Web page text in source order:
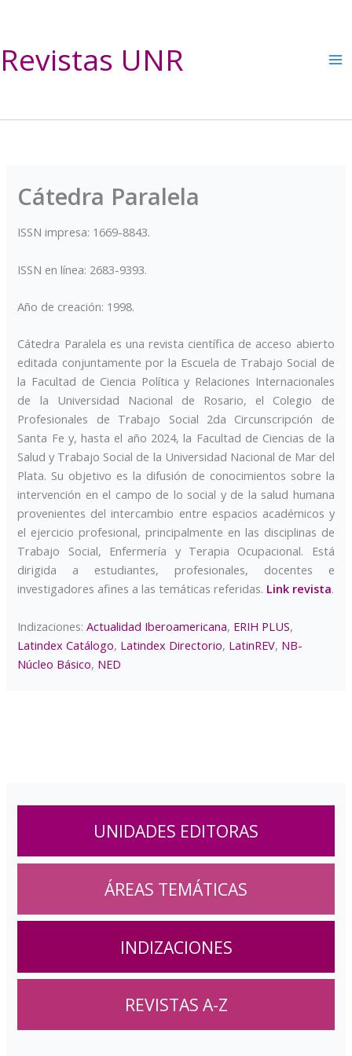
contenido
Revistas UNR
Cátedra Paralela
ISSN impresa: 1669-8843.
ISSN en línea: 2683-9393.
Año de creación: 1998.
Cátedra Paralela es una revista científica de acceso abierto
editada conjuntamente por la Escuela de Trabajo Social de
la Facultad de Ciencia Política y Relaciones Internacionales
de la Universidad Nacional de Rosario, el Colegio de
Profesionales de Trabajo Social 2da Circunscripción de
Santa Fe y, hasta el año 2024, la Facultad de Ciencias de la
Salud y Trabajo Social de la Universidad Nacional de Mar del
Plata. Su objetivo es la difusión de conocimientos sobre la
intervención en el campo de lo social y de la salud humana
provenientes del intercambio entre espacios académicos y
el ejercicio profesional, principalmente en las disciplinas de
Trabajo Social, Enfermería y Terapia Ocupacional. Está
dirigida a estudiantes, profesionales, docentes e
investigadores afines a las temáticas referidas. Link revista.
Indizaciones:Actualidad Iberoamericana, ERIH PLUS,
Latindex Catálogo, Latindex Directorio, LatinREV, NB-
Núcleo Básico, NED
UNIDADES EDITORAS
ÁREAS TEMÁTICAS
INDIZACIONES
REVISTAS A-Z